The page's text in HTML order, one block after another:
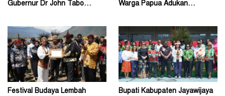
Gubernur Dr John Tabo
Warga Papua Adukan
Festival Budaya Lembah
Bupati Kabupaten Jayawijaya